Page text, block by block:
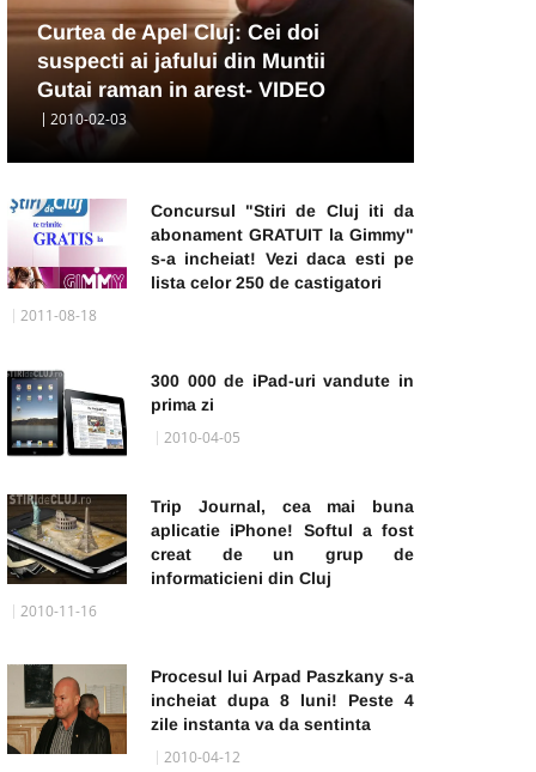
Curtea de Apel Cluj: Cei doi
suspecti ai jafului din Muntii
Gutai raman in arest- VIDEO
2010-02-03
Concursul "Stiri de Cluj iti da
abonament GRATUIT la Gimmy"
s-a incheiat! Vezi daca esti pe
lista celor 250 de castigatori
2011-08-18
300 000 de iPad-uri vandute in
prima zi
2010-04-05
Trip Journal, cea mai buna
aplicatie iPhone! Softul a fost
creat de un grup de
informaticieni din Cluj
2010-11-16
Procesul lui Arpad Paszkany s-a
incheiat dupa 8 luni! Peste 4
zile instanta va da sentinta
2010-04-12